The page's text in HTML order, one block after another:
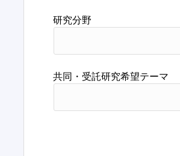
研究分野
共同・受託研究希望テーマ